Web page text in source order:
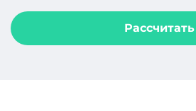
Рассчитать